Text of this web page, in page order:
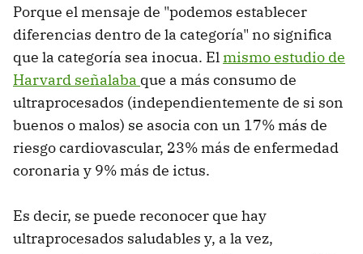
Porque el mensaje de "podemos establecer
diferencias dentro de la categoría" no significa
que la categoría sea inocua. Elmismo estudio de
Harvard señalaba que a más consumo de
ultraprocesados (independientemente de si son
buenos o malos) se asocia con un 17% más de
riesgo cardiovascular, 23% más de enfermedad
coronaria y 9% más de ictus.
Es decir, se puede reconocer que hay
ultraprocesados saludables y, a la vez,